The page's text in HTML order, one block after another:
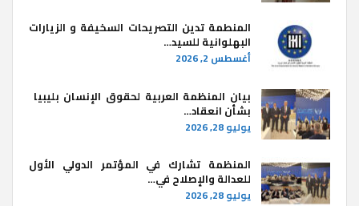
المنطمة تدين التصريحات السخيفة و الزيارات
البهلوانية للسيد…
أغسطس 2, 2026
بيان المنظمة العربية لحقوق الإنسان بليبيا ​
بشأن انعقاد…
يوليو 28, 2026
المنظمة تشارك في المؤتمر الدولي الأول
للعدالة والإصلاح في…
يوليو 28, 2026